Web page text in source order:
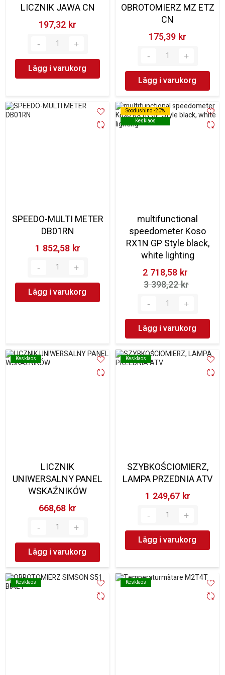
LICZNIK JAWA CN
197,32 kr‎
Lägg i varukorg
OBROTOMIERZ MZ ETZ
CN
175,39 kr‎
Lägg i varukorg
SPEEDO-MULTI METER
DB01RN
1 852,58 kr‎
Lägg i varukorg
Soodushind -20%
Kesklaos
Soodushind -20%
Kesklaos
multifunctional
speedometer Koso
RX1N GP Style black,
white lighting
2 718,58 kr‎
3 398,22 kr‎
Lägg i varukorg
Kesklaos
Kesklaos
LICZNIK
UNIWERSALNY PANEL
WSKAŹNIKÓW
668,68 kr‎
Lägg i varukorg
Kesklaos
Kesklaos
SZYBKOŚCIOMIERZ,
LAMPA PRZEDNIA ATV
1 249,67 kr‎
Lägg i varukorg
Kesklaos
Kesklaos Kesklaos
Kesklaos